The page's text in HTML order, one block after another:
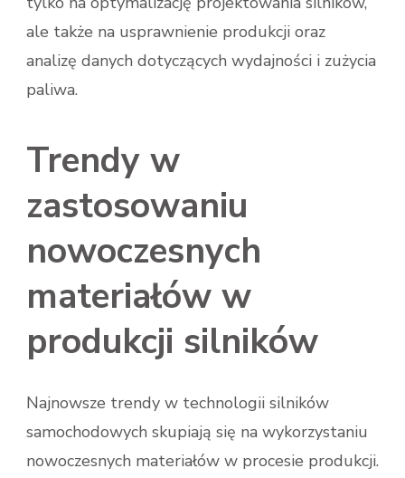
ale także na usprawnienie produkcji oraz
analizę danych dotyczących wydajności i zużycia
paliwa.
Trendy w
zastosowaniu
nowoczesnych
materiałów w
produkcji silników
Najnowsze trendy w technologii silników
samochodowych skupiają się na wykorzystaniu
nowoczesnych materiałów w procesie produkcji.